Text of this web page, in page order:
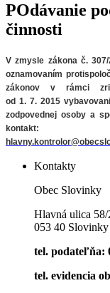
POdávanie
činnosti
V zmysle zákona č.
oznamovaním
zákonov v rámci
od 1. 7. 2015
zodpovednej osoby a
kontakt:
Kontakty
Obec Slovinky
Hlavná ulica 58/
053 40 Slovinky
tel. podateľňa:
tel. evidencia